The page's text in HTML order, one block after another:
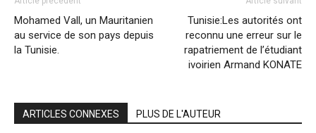
Mohamed Vall, un Mauritanien
au service de son pays depuis
la Tunisie.
Tunisie:Les autorités ont
reconnu une erreur sur le
rapatriement de l’étudiant
ivoirien Armand KONATE
ARTICLES CONNEXES PLUS DE L'AUTEUR